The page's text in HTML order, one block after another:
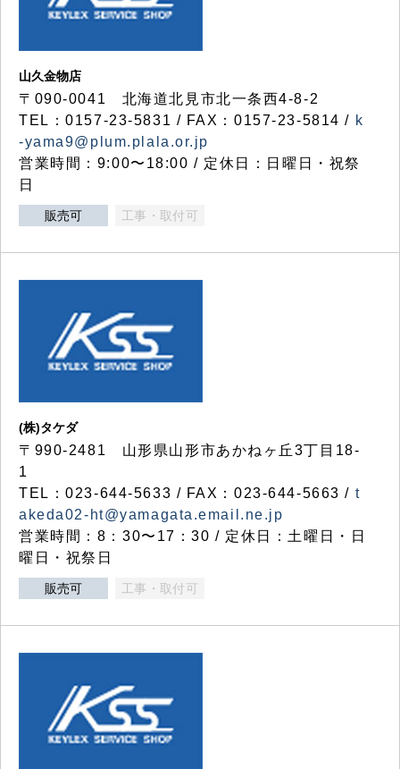
山久金物店
〒090-0041 北海道北見市北一条西4-8-2
TEL：0157-23-5831 / FAX：0157-23-5814 / k
-yama9@plum.plala.or.jp
営業時間：9:00〜18:00 / 定休日：日曜日・祝祭
日
販売可 工事・取付可
(株)タケダ
〒990-2481 山形県山形市あかねヶ丘3丁目18-
1
TEL：023-644-5633 / FAX：023-644-5663 / t
akeda02-ht@yamagata.email.ne.jp
営業時間：8：30〜17：30 / 定休日：土曜日・日
曜日・祝祭日
販売可 工事・取付可